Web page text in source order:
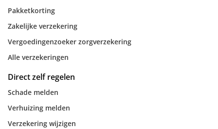
Pakketkorting
Zakelijke verzekering
Vergoedingenzoeker zorgverzekering
Alle verzekeringen
Direct zelf regelen
Schade melden
Verhuizing melden
Verzekering wijzigen